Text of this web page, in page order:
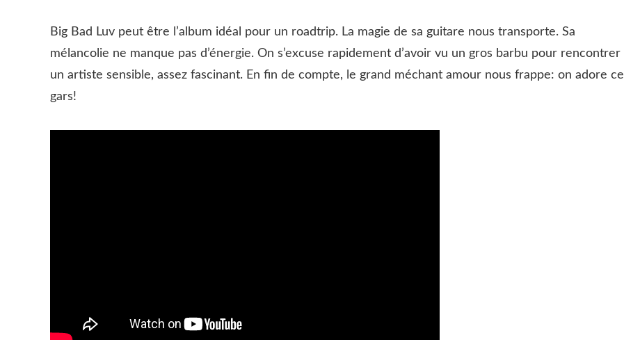
Big Bad Luv peut être l’album idéal pour un roadtrip. La magie de sa guitare nous transporte. Sa
mélancolie ne manque pas d’énergie. On s’excuse rapidement d’avoir vu un gros barbu pour rencontrer
un artiste sensible, assez fascinant. En fin de compte, le grand méchant amour nous frappe: on adore ce
gars!